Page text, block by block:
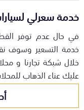
خدمة سعرلي
في حال عدم توفر
خدمة التسعير وسوف
خلال شبكة تجارنا و
عليك عناء الذهاب